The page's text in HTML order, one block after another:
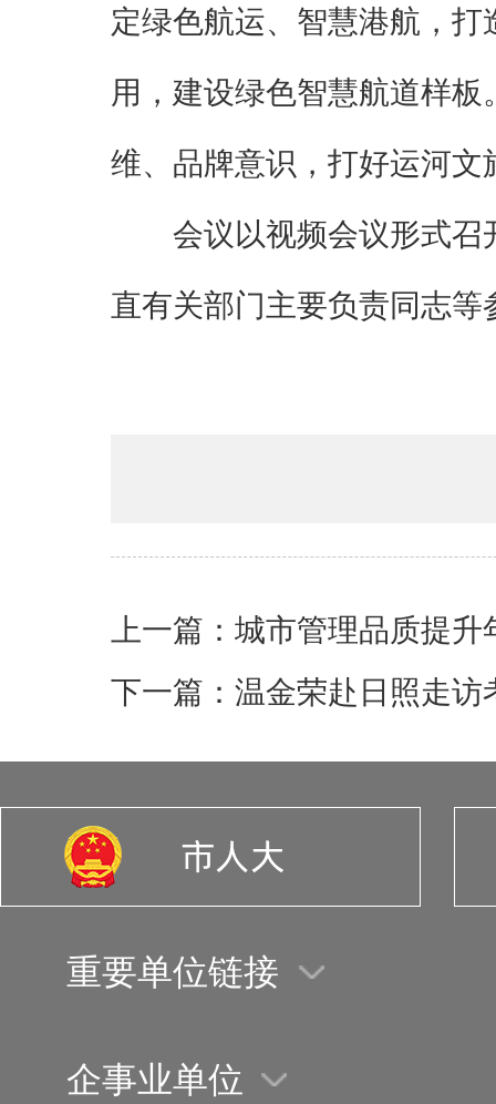
定绿色航运、智慧港航，
用，建设绿色智慧航道样
维、品牌意识，打好运河文
会议以视频会议形式
直有关部门主要负责同志等
下一篇：温金荣赴日照走访
重要单位链接
企事业单位